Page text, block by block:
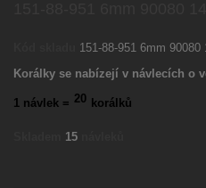
151-88-951 6mm 90080
Korálky se nabízejí v návlecích o
1 návlek = 20 korálků
15